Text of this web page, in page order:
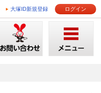
大塚ID新規登録 ログイン